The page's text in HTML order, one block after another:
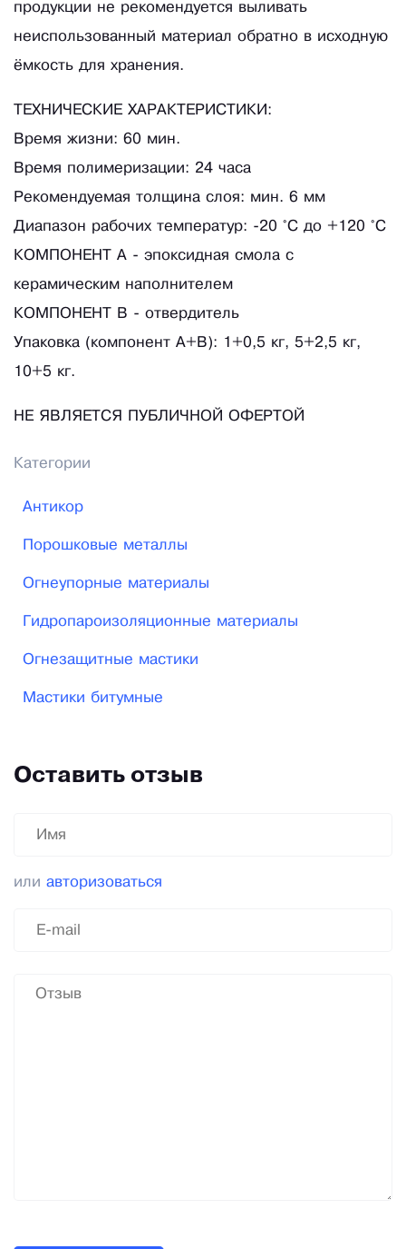
продукции не рекомендуется выливать
неиспользованный материал обратно в исходную
ёмкость для хранения.
ТЕХНИЧЕСКИЕ ХАРАКТЕРИСТИКИ:
Время жизни: 60 мин.
Время полимеризации: 24 часа
Рекомендуемая толщина слоя: мин. 6 мм
Диапазон рабочих температур: -20 °C до +120 °C
КОМПОНЕНТ А - эпоксидная смола с
керамическим наполнителем
КОМПОНЕНТ В - отвердитель
Упаковка (компонент А+В): 1+0,5 кг, 5+2,5 кг,
10+5 кг.
НЕ ЯВЛЯЕТСЯ ПУБЛИЧНОЙ ОФЕРТОЙ
Категории
Антикор
Порошковые металлы
Огнеупорные материалы
Гидропароизоляционные материалы
Огнезащитные мастики
Мастики битумные
Оставить отзыв
или авторизоваться